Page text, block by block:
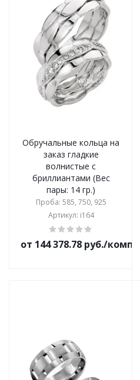
Обручальные кольца на
заказ гладкие
волнистые с
бриллиантами (Вес
пары: 14 гр.)
Проба: 585, 750, 925
Артикул: i164
от 144 378.78 руб./